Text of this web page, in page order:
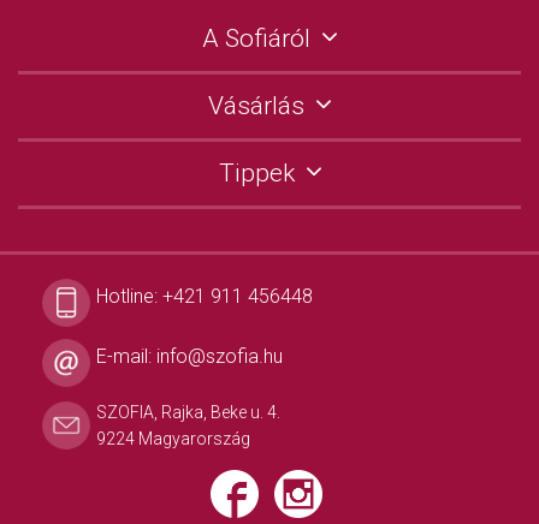
A Sofiáról
Vásárlás
Tippek
Hotline: +421 911 456448
E-mail: info@szofia.hu
SZOFIA, Rajka, Beke u. 4.
9224 Magyarország